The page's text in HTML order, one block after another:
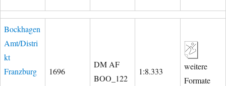
Bockhagen
Amt/Distri
kt
Franzburg
1696
DM AF
BOO_122
1:8.333
weitere
Formate